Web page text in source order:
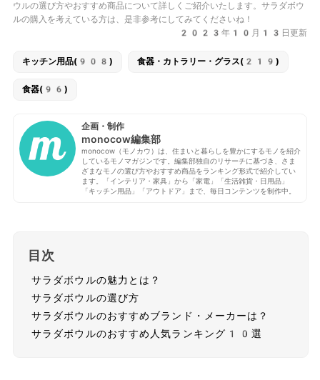
ウルの選び方やおすすめ商品について詳しくご紹介いたします。サラダボウ
ルの購入を考えている方は、是非参考にしてみてくださいね！
2023年10月13日更新
キッチン用品(908) 食器・カトラリー・グラス(219)
食器(96)
企画・制作
monocow編集部
monocow（モノカウ）は、住まいと暮らしを豊かにするモノを紹介
しているモノマガジンです。編集部独自のリサーチに基づき、さま
ざまなモノの選び方やおすすめ商品をランキング形式で紹介してい
ます。「インテリア・家具」から「家電」「生活雑貨・日用品」
「キッチン用品」「アウトドア」まで、毎日コンテンツを制作中。
目次
サラダボウルの魅力とは？
サラダボウルの選び方
サラダボウルのおすすめブランド・メーカーは？
サラダボウルのおすすめ人気ランキング10選